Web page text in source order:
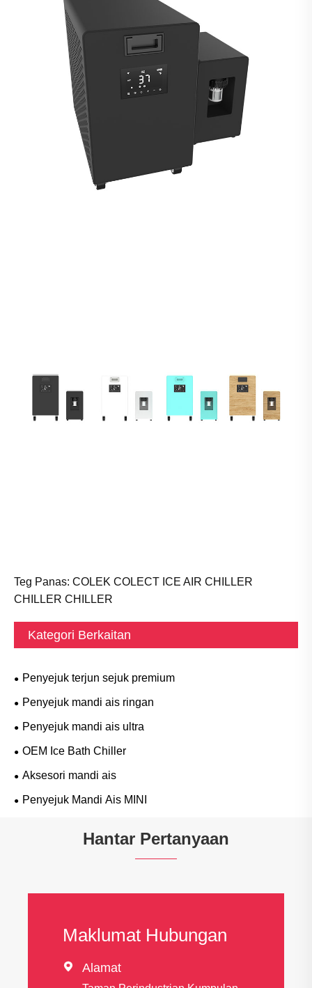
Teg Panas: COLEK COLECT ICE AIR CHILLER
CHILLER CHILLER
Kategori Berkaitan
Penyejuk terjun sejuk premium
Penyejuk mandi ais ringan
Penyejuk mandi ais ultra
OEM Ice Bath Chiller
Aksesori mandi ais
Penyejuk Mandi Ais MINI
Hantar Pertanyaan
Maklumat Hubungan
 Alamat